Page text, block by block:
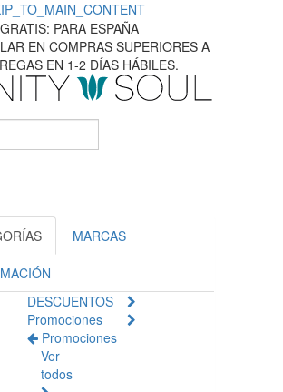
PARA ESPAÑA
EN COMPRAS SUPERIORES A
EN 1-2 DÍAS HÁBILES.
MARCAS
DESCUENTOS
Promociones
Promociones
Ver
todos